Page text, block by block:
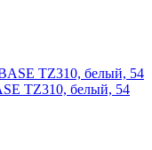
TZ310, белый, 54